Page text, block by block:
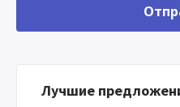
Лучшие